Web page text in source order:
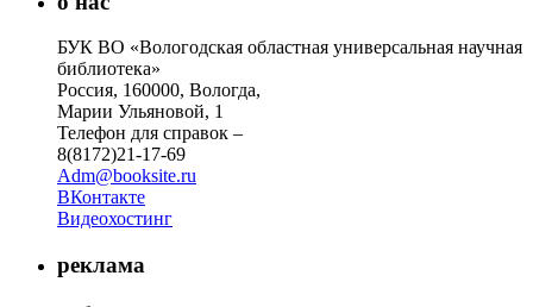
БУК ВО «Вологодская областная универсальная научная
библиотека»
Россия, 160000, Вологда,
Марии Ульяновой, 1
Телефон для справок –
8(8172)21-17-69
Adm@booksite.ru
ВКонтакте
Видеохостинг
реклама